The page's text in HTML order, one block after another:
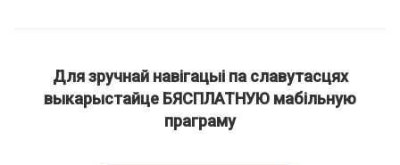
Для зручнай навігацыі па славутасцях
выкарыстайце БЯСПЛАТНУЮ мабільную
праграму